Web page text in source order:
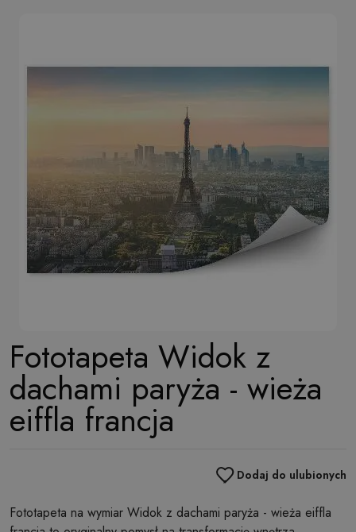
Fototapeta Widok z
dachami paryża - wieża
eiffla francja
Dodaj do ulubionych
Fototapeta na wymiar Widok z dachami paryża - wieża eiffla